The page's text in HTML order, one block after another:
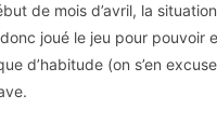
de mois d’avril, la
joué le jeu pour
d’habitude (on s’en